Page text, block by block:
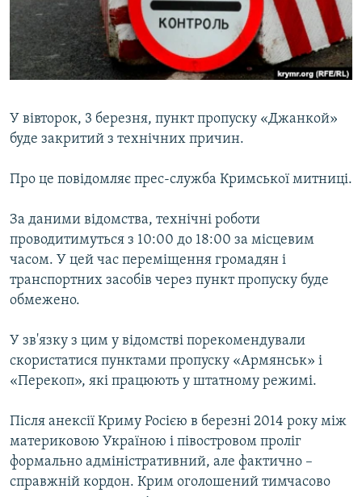
ВІДЕОУРОКИ «ELIFBE»
СВІДЧЕННЯ ОКУПАЦІЇ
УКРАЇНСЬКА ПРОБЛЕМА КРИМУ
Русский
Qırımtatar
Усі сайти RFE/RL
У вівторок, 3 березня, пункт пропуску «Джанкой»
буде закритий з технічних причин.
Про це повідомляє прес-служба Кримської митниці.
За даними відомства, технічні роботи
проводитимуться з 10:00 до 18:00 за місцевим
часом. У цей час переміщення громадян і
транспортних засобів через пункт пропуску буде
обмежено.
У зв'язку з цим у відомстві порекомендували
скористатися пунктами пропуску «Армянськ» і
«Перекоп», які працюють у штатному режимі.
Після анексії Криму Росією в березні 2014 року між
материковою Україною і півостровом проліг
формально адміністративний, але фактично –
справжній кордон. Крим оголошений тимчасово